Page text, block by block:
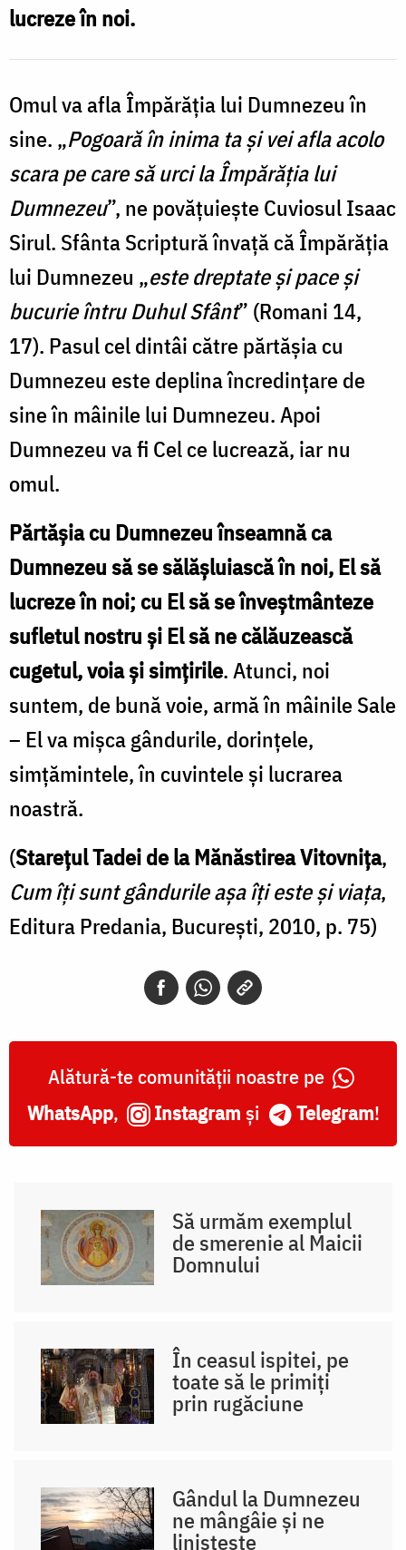
lucreze în noi.
Omul va afla Împărăția lui Dumnezeu în
sine. „Pogoară în inima ta și vei afla acolo
scara pe care să urci la Împărăția lui
Dumnezeu”, ne povățuiește Cuviosul Isaac
Sirul. Sfânta Scriptură învață că Împărăția
lui Dumnezeu „este dreptate și pace și
bucurie întru Duhul Sfânt” (Romani 14,
17). Pasul cel dintâi către părtășia cu
Dumnezeu este deplina încredințare de
sine în mâinile lui Dumnezeu. Apoi
Dumnezeu va fi Cel ce lucrează, iar nu
omul.
Părtășia cu Dumnezeu înseamnă ca
Dumnezeu să se sălășluiască în noi, El să
lucreze în noi; cu El să se înveștmânteze
sufletul nostru și El să ne călăuzească
cugetul, voia și simțirile. Atunci, noi
suntem, de bună voie, armă în mâinile Sale
– El va mișca gândurile, dorințele,
simțămintele, în cuvintele și lucrarea
noastră.
(Starețul Tadei de la Mănăstirea Vitovnița,
Cum îți sunt gândurile așa îți este și viața,
Editura Predania, București, 2010, p. 75)
Alătură-te comunității noastre pe
WhatsApp, Instagram și Telegram!
Să urmăm exemplul
de smerenie al Maicii
Domnului
În ceasul ispitei, pe
toate să le primiți
prin rugăciune
Gândul la Dumnezeu
ne mângâie și ne
liniștește